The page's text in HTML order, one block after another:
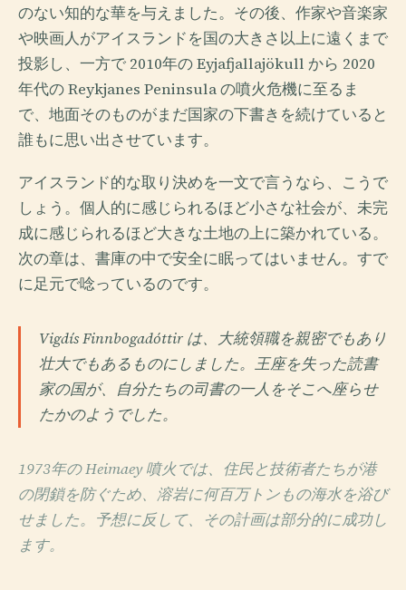
のない知的な華を与えました。その後、作家や音楽家
や映画人がアイスランドを国の大きさ以上に遠くまで
投影し、一方で 2010年の Eyjafjallajökull から 2020
年代の Reykjanes Peninsula の噴火危機に至るま
で、地面そのものがまだ国家の下書きを続けていると
誰もに思い出させています。
アイスランド的な取り決めを一文で言うなら、こうで
しょう。個人的に感じられるほど小さな社会が、未完
成に感じられるほど大きな土地の上に築かれている。
次の章は、書庫の中で安全に眠ってはいません。すで
に足元で唸っているのです。
Vigdís Finnbogadóttir は、大統領職を親密でもあり
壮大でもあるものにしました。王座を失った読書
家の国が、自分たちの司書の一人をそこへ座らせ
たかのようでした。
1973年の Heimaey 噴火では、住民と技術者たちが港
の閉鎖を防ぐため、溶岩に何百万トンもの海水を浴び
せました。予想に反して、その計画は部分的に成功し
ます。